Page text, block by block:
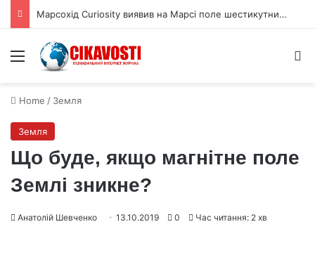
Марсохід Curiosity виявив на Марсі поле шестикутних тріщин
Menu
Home / Земля
Земля
Що буде, якщо магнітне поле
Землі зникне?
Анатолій Шевченко 13.10.2019 0 Час читання: 2 хв